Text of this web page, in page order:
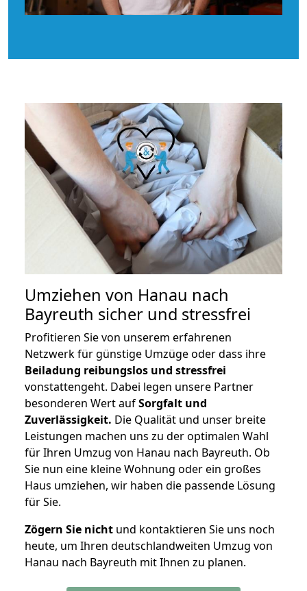
Umziehen von Hanau nach
Bayreuth sicher und stressfrei
Profitieren Sie von unserem erfahrenen
Netzwerk für günstige Umzüge oder dass ihre
Beiladung reibungslos und stressfrei
vonstattengeht. Dabei legen unsere Partner
besonderen Wert aufSorgfalt und
Zuverlässigkeit. Die Qualität und unser breite
Leistungen machen uns zu der optimalen Wahl
für Ihren Umzug von Hanau nach Bayreuth. Ob
Sie nun eine kleine Wohnung oder ein großes
Haus umziehen, wir haben die passende Lösung
für Sie.
Zögern Sie nicht und kontaktieren Sie uns noch
heute, um Ihren deutschlandweiten Umzug von
Hanau nach Bayreuth mit Ihnen zu planen.